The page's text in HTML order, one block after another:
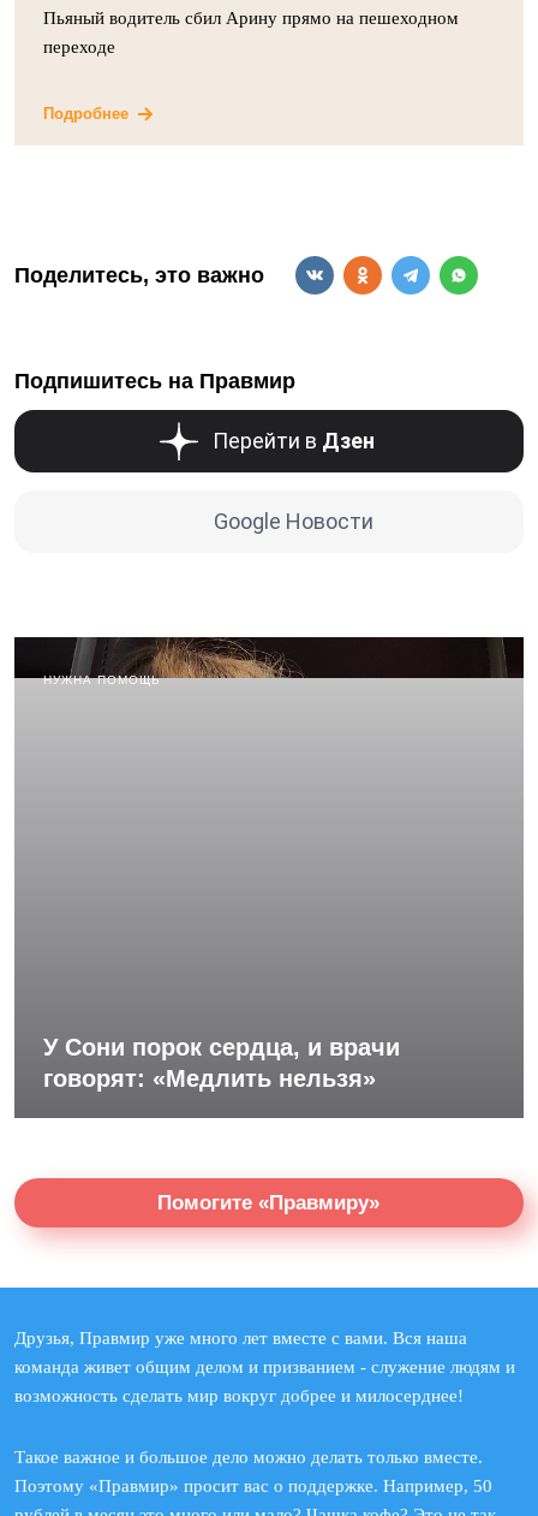
Пьяный водитель сбил Арину прямо на пешеходном
переходе
Подробнее
Поделитесь, это важно
Подпишитесь на Правмир
Перейти в Дзен
Google Новости
НУЖНА ПОМОЩЬ
У Сони порок сердца, и врачи
говорят: «Медлить нельзя»
Помогите «Правмиру»
Друзья, Правмир уже много лет вместе с вами. Вся наша
команда живет общим делом и призванием - служение людям и
возможность сделать мир вокруг добрее и милосерднее!
Такое важное и большое дело можно делать только вместе.
Поэтому «Правмир» просит вас о поддержке. Например, 50